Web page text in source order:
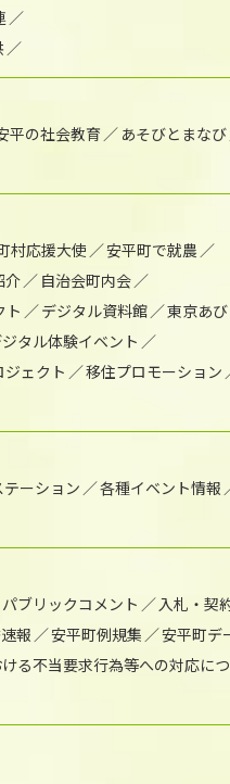
平の社会教育
あそびとまなび
村応援大使
安平町で就農
介
自治会町内会
ト デジタル資料館
東京あ
タル体験イベント
ェクト
移住プロモーション
ーション
各種イベント情報
パブリックコメント
入札・契
報 安平町例規集
安平町デ
る不当要求行為等への対応に